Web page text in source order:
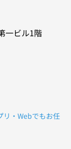
一ビル1階
リ・Webでもお任